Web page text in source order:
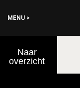
MENU >
Naar
overzicht
€0,00